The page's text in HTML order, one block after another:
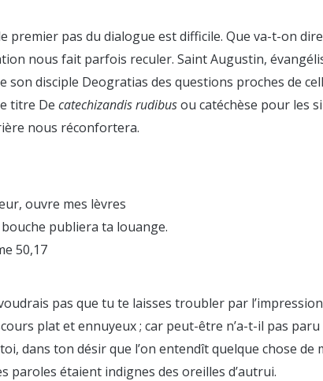
premier pas du dialogue est difficile. Que va-t-on
nous fait parfois reculer. Saint Augustin,
son disciple Deogratias des questions proches de
titre Decatechizandis rudibusou catéchèse pour les
nous réconfortera.
ouvre mes lèvres
publiera ta louange.
50,17
pas que tu te laisses troubler par
plat et ennuyeux ; car peut-être n’a-t-il pas
toi, dans ton désir que l’on entendît quelque chose de
paroles étaient indignes des oreilles d’autrui.